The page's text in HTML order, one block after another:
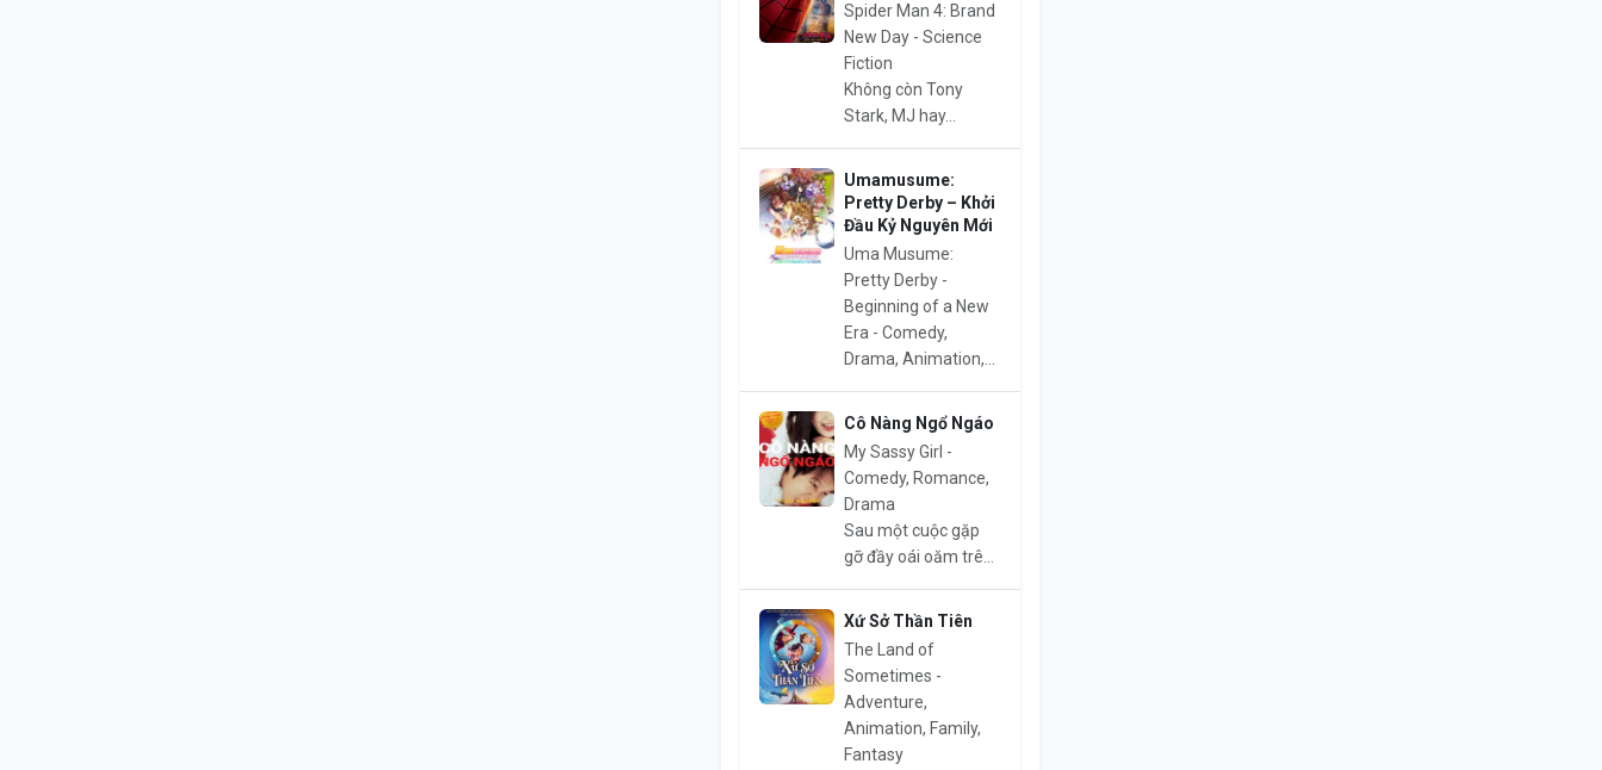
Spider Man 4: Brand
New Day - Science
Fiction
Không còn Tony
Stark, MJ hay...
Umamusume:
Pretty Derby – Khởi
Đầu Kỷ Nguyên Mới
Uma Musume:
Pretty Derby -
Beginning of a New
Era - Comedy,
Drama, Animation,...
Cô Nàng Ngổ Ngáo
My Sassy Girl -
Comedy, Romance,
Drama
Sau một cuộc gặp
gỡ đầy oái oăm trê...
Xứ Sở Thần Tiên
The Land of
Sometimes -
Adventure,
Animation, Family,
Fantasy